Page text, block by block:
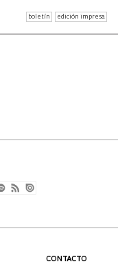
boletín edición impresa
CONTACTO